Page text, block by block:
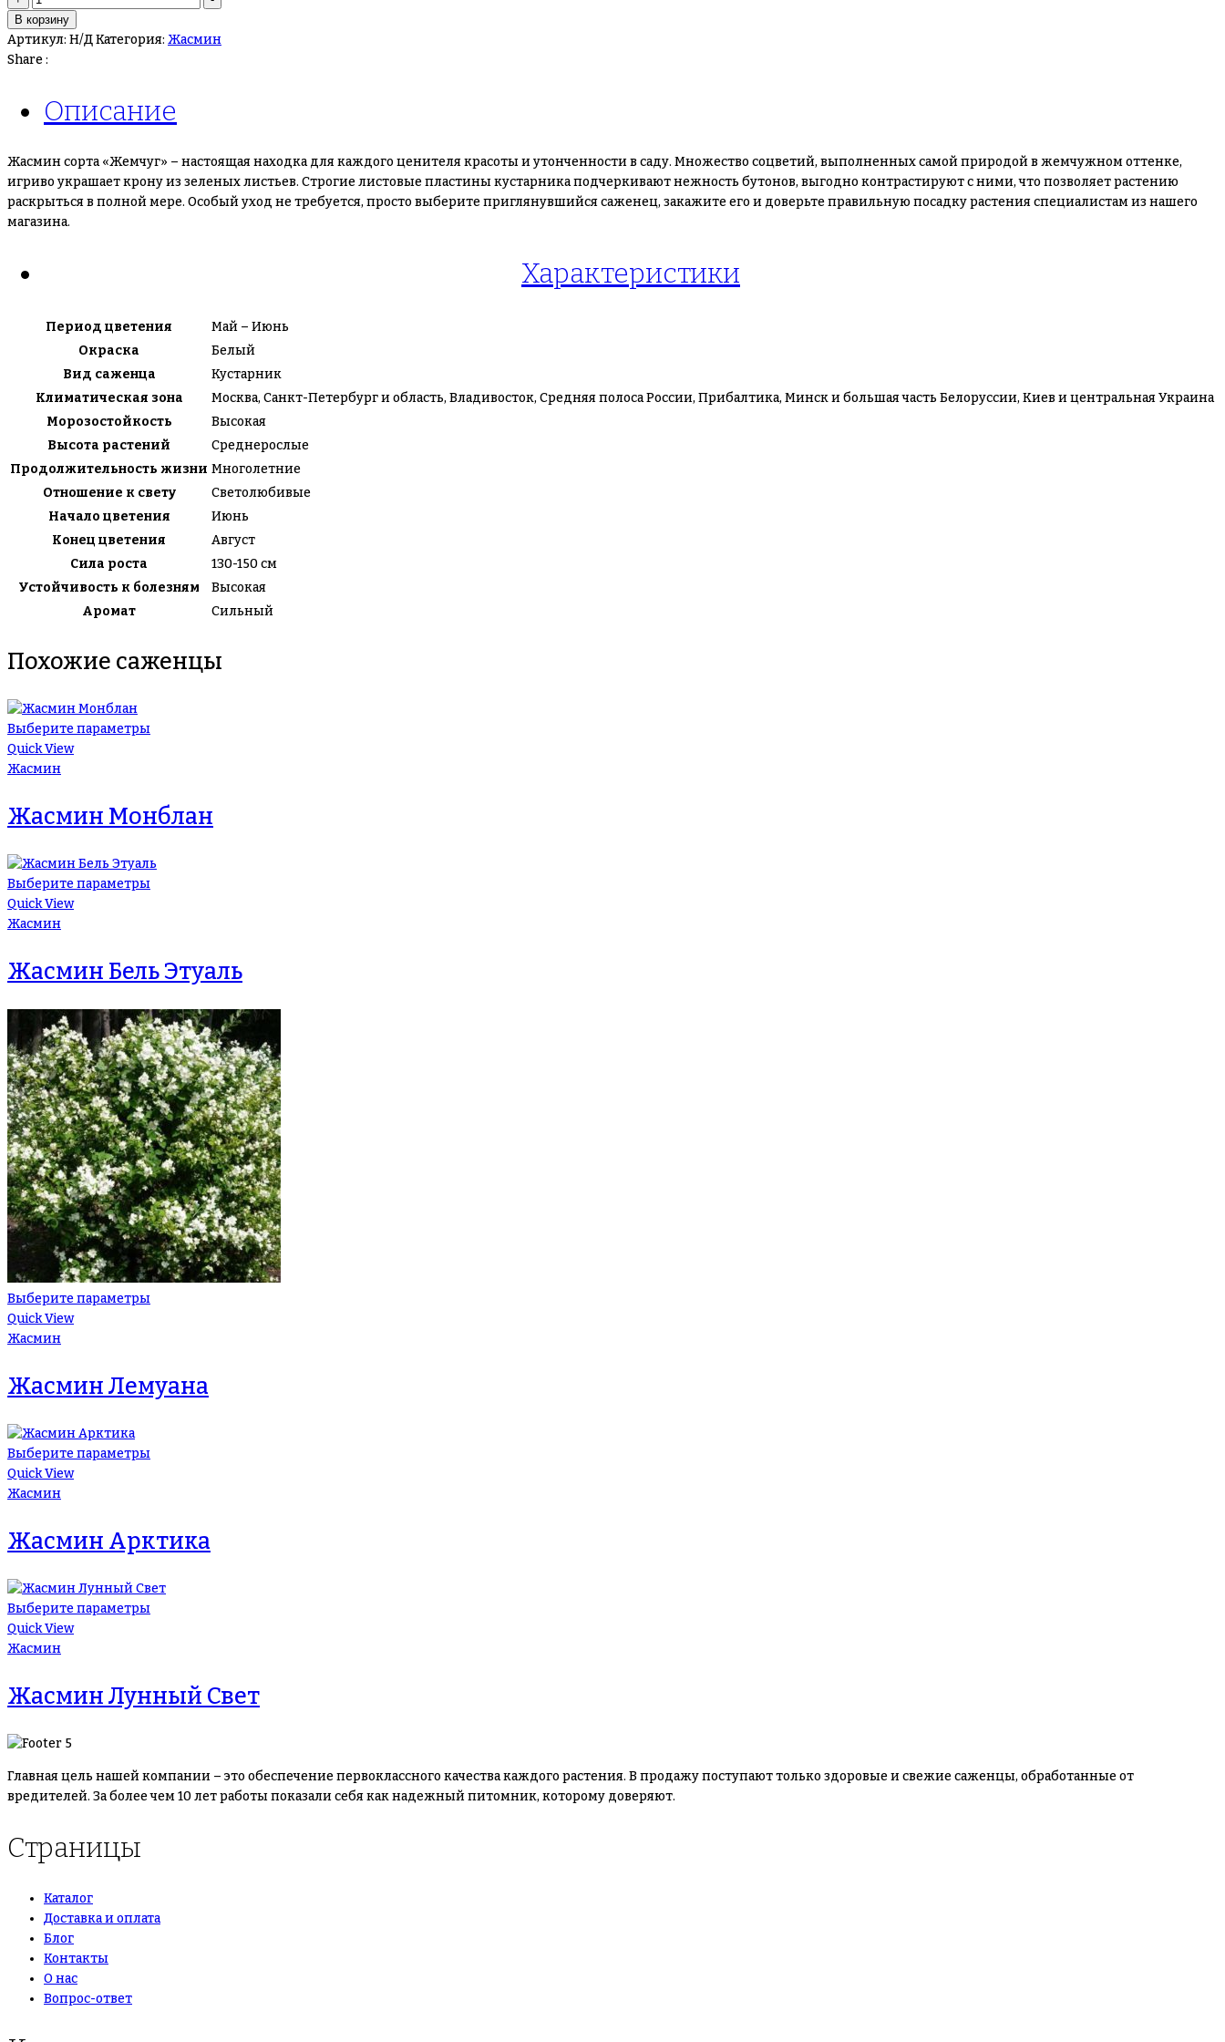
товара
Жасмин
Жемчуг
В корзину
Артикул: Н/ДКатегория: Жасмин
Share :
Описание
Жасмин сорта «Жемчуг» – настоящая находка для каждого ценителя красоты и утонченности в саду. Множество соцветий, выполненных самой природой в жемчужном оттенке,
игриво украшает крону из зеленых листьев. Строгие листовые пластины кустарника подчеркивают нежность бутонов, выгодно контрастируют с ними, что позволяет растению
раскрыться в полной мере. Особый уход не требуется, просто выберите приглянувшийся саженец, закажите его и доверьте правильную посадку растения специалистам из нашего
магазина.
Характеристики
Период цветения
Май – Июнь
Окраска
Белый
Вид саженца
Кустарник
Климатическая зона
Москва, Санкт-Петербург и область, Владивосток, Средняя полоса России, Прибалтика, Минск и большая часть Белоруссии, Киев и центральная Украина
Морозостойкость
Высокая
Высота растений
Среднерослые
Продолжительность жизни Многолетние
Отношение к свету
Светолюбивые
Начало цветения
Июнь
Конец цветения
Август
Сила роста
130-150 см
Устойчивость к болезням
Высокая
Аромат
Сильный
Похожие саженцы
Выберите параметры
Quick View
Жасмин
Жасмин Монблан
Выберите параметры
Quick View
Жасмин
Жасмин Бель Этуаль
Выберите параметры
Quick View
Жасмин
Жасмин Лемуана
Выберите параметры
Quick View
Жасмин
Жасмин Арктика
Выберите параметры
Quick View
Жасмин
Жасмин Лунный Свет
Главная цель нашей компании – это обеспечение первоклассного качества каждого растения. В продажу поступают только здоровые и свежие саженцы, обработанные от
вредителей. За более чем 10 лет работы показали себя как надежный питомник, которому доверяют.
Страницы
Каталог
Доставка и оплата
Блог
Контакты
О нас
Вопрос-ответ